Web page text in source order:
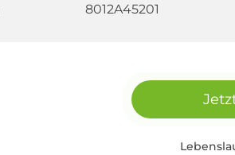
8012A45201